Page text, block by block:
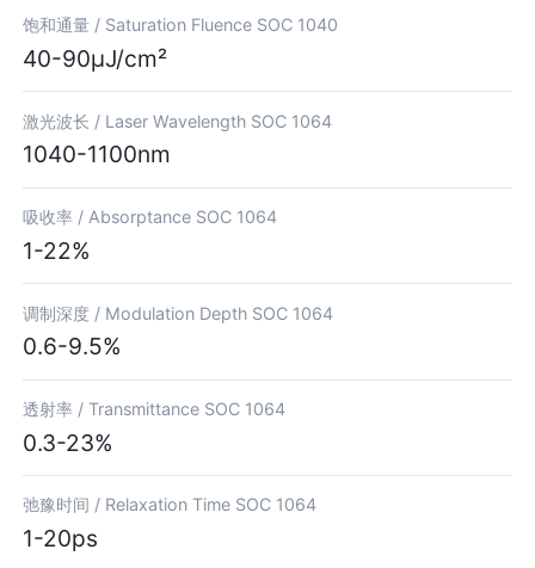
饱和通量 / Saturation Fluence SOC 1040
40-90μJ/cm²
激光波长 / Laser Wavelength SOC 1064
1040-1100nm
吸收率 / Absorptance SOC 1064
1-22%
调制深度 / Modulation Depth SOC 1064
0.6-9.5%
透射率 /Transmittance SOC 1064
0.3-23%
弛豫时间 / Relaxation Time SOC 1064
1-20ps